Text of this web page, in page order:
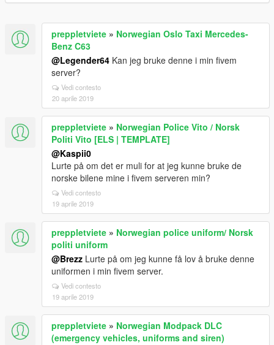
preppletviete » Norwegian Oslo Taxi Mercedes-
Benz C63
@Legender64 Kan jeg bruke denne i min fivem
server?
Vedi contesto
20 aprile 2019
preppletviete » Norwegian Police Vito / Norsk
Politi Vito [ELS | TEMPLATE]
@Kaspii0
Lurte på om det er muli for at jeg kunne bruke de
norske bilene mine i fivem serveren min?
Vedi contesto
19 aprile 2019
preppletviete » Norwegian police uniform/ Norsk
politi uniform
@Brezz Lurte på om jeg kunne få lov å bruke denne
uniformen i min fivem server.
Vedi contesto
19 aprile 2019
preppletviete » Norwegian Modpack DLC
(emergency vehicles, uniforms and siren)